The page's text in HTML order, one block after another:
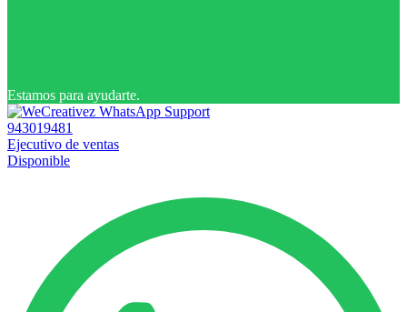
Estamos para ayudarte.
943019481
Ejecutivo de ventas
Disponible